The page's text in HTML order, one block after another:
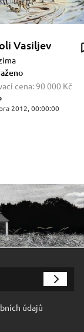
Vasiljev
cena:90 000 Kč
2012, 00:00:00
údajů